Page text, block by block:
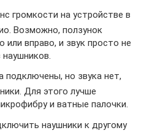
громкости на устройстве в
Возможно, ползунок
или вправо, и звук просто не
подключены, но звука нет,
Для этого лучше
и ватные палочки.
наушники к другому